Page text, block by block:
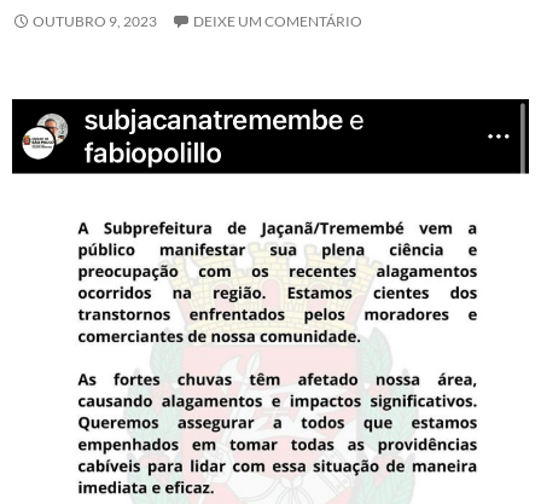
OUTUBRO 9, 2023 DEIXE UM COMENTÁRIO